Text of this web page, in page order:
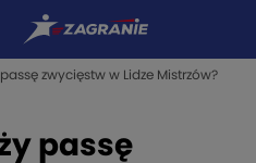
zwycięstw w Lidze Mistrzów?
passę